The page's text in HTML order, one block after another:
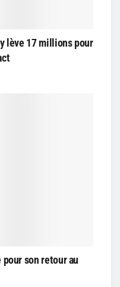
lève 17 millions pour
son retour au